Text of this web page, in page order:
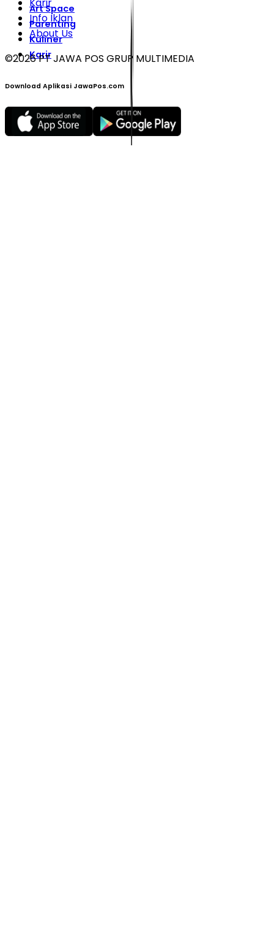
Art Space
Parenting
Kuliner
Karir
Karir
Info Iklan
About Us
©2026PT JAWA POS GRUP MULTIMEDIA
Download Aplikasi JawaPos.com